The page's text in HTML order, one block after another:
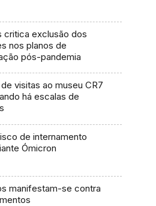
critica exclusão dos
nos planos de
pós-pandemia
visitas ao museu CR7
há escalas de
de internamento
Ómicron
manifestam-se contra